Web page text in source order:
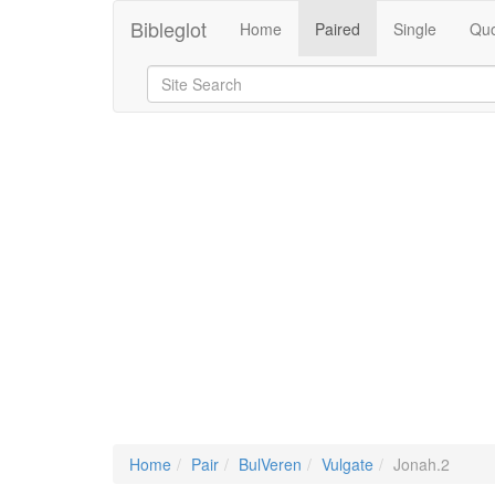
Bibleglot Home Paired Single
Home Pair BulVeren Vulgate Jonah.2